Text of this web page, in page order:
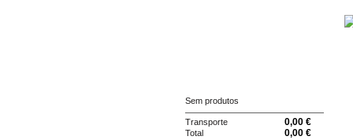
Sem produtos
Transporte 0,00 €
Total 0,00 €